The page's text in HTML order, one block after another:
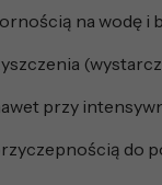
na wodę i
przy
do